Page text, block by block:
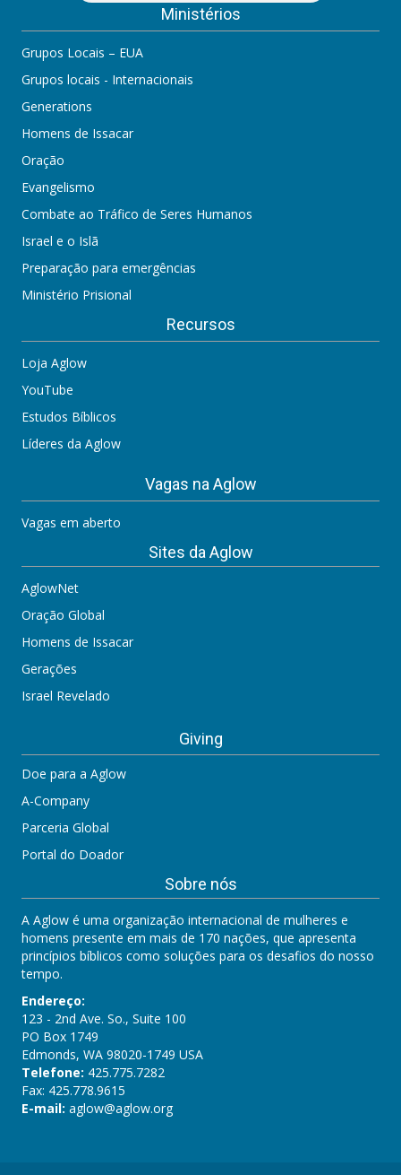
Ministérios
Grupos Locais – EUA
Grupos locais - Internacionais
Generations
Homens de Issacar
Oração
Evangelismo
Combate ao Tráfico de Seres Humanos
Israel e o Islã
Preparação para emergências
Ministério Prisional
Recursos
Loja Aglow
YouTube
Estudos Bíblicos
Líderes da Aglow
Vagas na Aglow
Vagas em aberto
Sites da Aglow
AglowNet
Oração Global
Homens de Issacar
Gerações
Israel Revelado
Giving
Doe para a Aglow
A-Company
Parceria Global
Portal do Doador
Sobre nós
A Aglow é uma organização internacional de mulheres e
homens presente em mais de 170 nações, que apresenta
princípios bíblicos como soluções para os desafios do nosso
tempo.
Endereço:
123 - 2nd Ave. So., Suite 100
PO Box 1749
Edmonds, WA 98020-1749 USA
Telefone: 425.775.7282
Fax: 425.778.9615
E-mail: aglow@aglow.org